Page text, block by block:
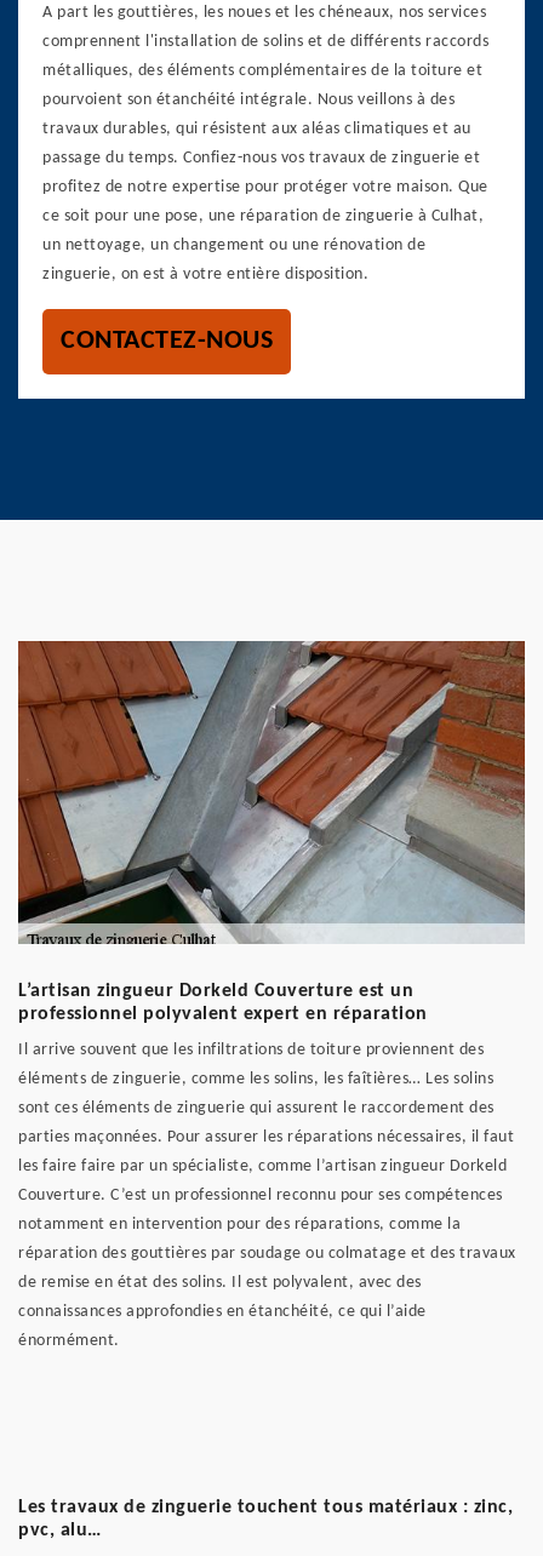
A part les gouttières, les noues et les chéneaux, nos services
comprennent l'installation de solins et de différents raccords
métalliques, des éléments complémentaires de la toiture et
pourvoient son étanchéité intégrale. Nous veillons à des
travaux durables, qui résistent aux aléas climatiques et au
passage du temps. Confiez-nous vos travaux de zinguerie et
profitez de notre expertise pour protéger votre maison. Que
ce soit pour une pose, une réparation de zinguerie à Culhat,
un nettoyage, un changement ou une rénovation de
zinguerie, on est à votre entière disposition.
CONTACTEZ-NOUS
L’artisan zingueur Dorkeld Couverture est un
professionnel polyvalent expert en réparation
Il arrive souvent que les infiltrations de toiture proviennent des
éléments de zinguerie, comme les solins, les faîtières… Les solins
sont ces éléments de zinguerie qui assurent le raccordement des
parties maçonnées. Pour assurer les réparations nécessaires, il faut
les faire faire par un spécialiste, comme l’artisan zingueur Dorkeld
Couverture. C’est un professionnel reconnu pour ses compétences
notamment en intervention pour des réparations, comme la
réparation des gouttières par soudage ou colmatage et des travaux
de remise en état des solins. Il est polyvalent, avec des
connaissances approfondies en étanchéité, ce qui l’aide
énormément.
Les travaux de zinguerie touchent tous matériaux : zinc,
pvc, alu…